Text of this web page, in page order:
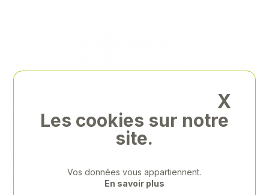
X
Les cookies sur notre
site.
Vos données vous appartiennent.
En savoir plus